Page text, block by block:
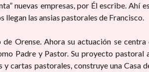
nuevas empresas, por Él escribe. Ahí
las ansias pastorales de Francisco.
Orense. Ahora su actuación se
Padre y Pastor. Su proyecto
cartas pastorales, construye una Casa